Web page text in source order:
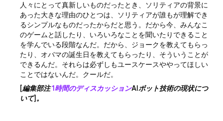
人々にとって真新しいものだったとき、ソリティアの背景に
あった大きな理由のひとつは、ソリティアが誰もが理解でき
るシンプルなものだったからだと思う。だから今、みんなこ
のゲームと話したり、いろいろなことを聞いたりできること
を学んでいる段階なんだ。だから、ジョークを教えてもらっ
たり、オバマの誕生日を教えてもらったり、そういうことが
できるんだ。それらは必ずしもユースケースややってほしい
ことではないんだ。クールだ。
[編集部注1時間のディスカッションAIボット技術の現状につ
いて]。